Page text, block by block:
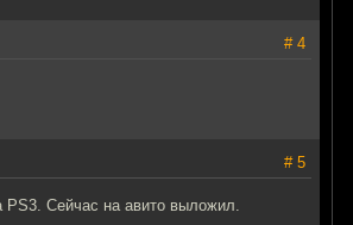
# 4
# 5
PS3. Сейчас на авито выложил.